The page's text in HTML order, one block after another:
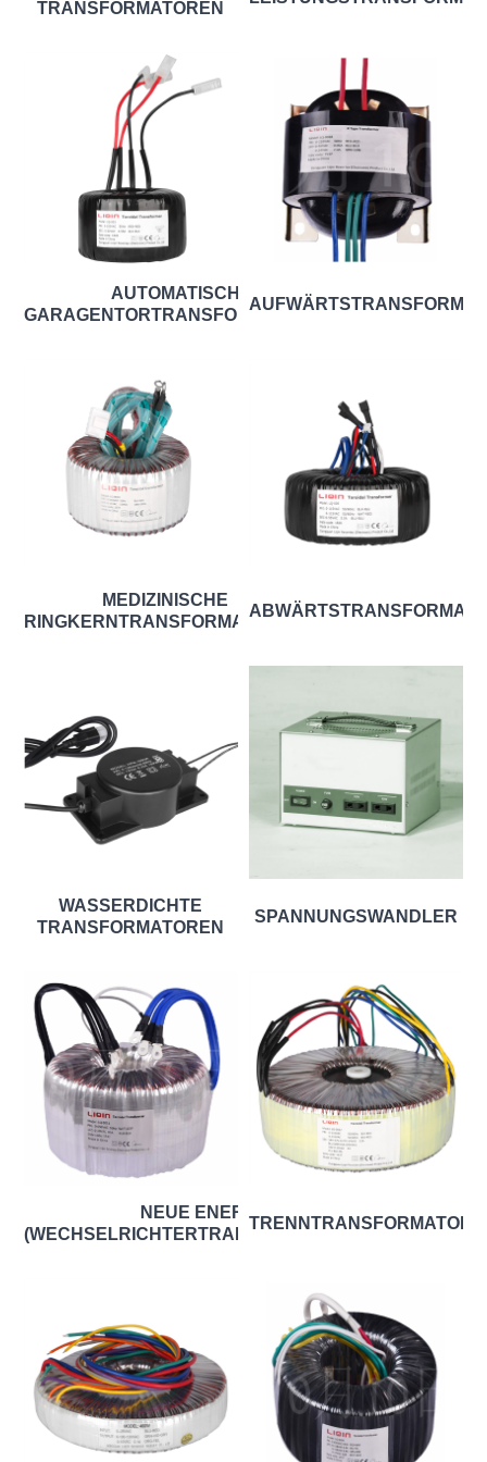
TRANSFORMATOREN
AUTOMATISCHE
GARAGENTORTRANSFORMATOREN
MEDIZINISCHE
RINGKERNTRANSFORMATOREN
WASSERDICHTE
TRANSFORMATOREN
SPANNUNGSWANDLER
NEUE ENERGIE
(WECHSELRICHTERTRANSFORMATOREN)